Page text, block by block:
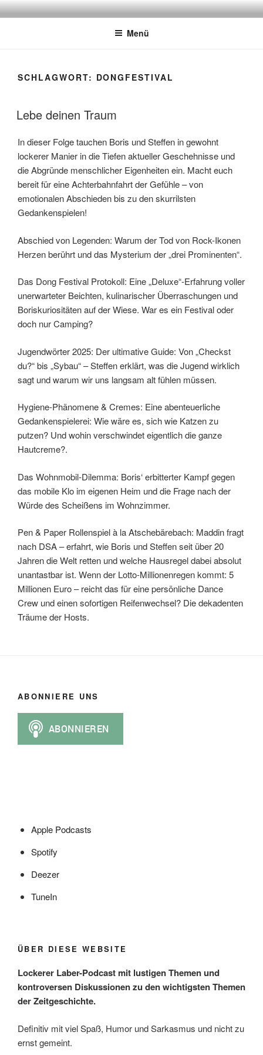
Zum
InhaltATSCHEBÄREBACH
Mit viel Spaß, Humor und Sarkasmus
Menü
SCHLAGWORT: DONGFESTIVAL
Lebe deinen Traum
In dieser Folge tauchen Boris und Steffen in gewohnt
lockerer Manier in die Tiefen aktueller Geschehnisse und
die Abgründe menschlicher Eigenheiten ein. Macht euch
bereit für eine Achterbahnfahrt der Gefühle – von
emotionalen Abschieden bis zu den skurrilsten
Gedankenspielen!
Abschied von Legenden: Warum der Tod von Rock-Ikonen
Herzen berührt und das Mysterium der „drei Prominenten“.
Das Dong Festival Protokoll: Eine „Deluxe“-Erfahrung voller
unerwarteter Beichten, kulinarischer Überraschungen und
Boriskuriositäten auf der Wiese. War es ein Festival oder
doch nur Camping?
Jugendwörter 2025: Der ultimative Guide: Von „Checkst
du?“ bis „Sybau“ – Steffen erklärt, was die Jugend wirklich
sagt und warum wir uns langsam alt fühlen müssen.
Hygiene-Phänomene & Cremes: Eine abenteuerliche
Gedankenspielerei: Wie wäre es, sich wie Katzen zu
putzen? Und wohin verschwindet eigentlich die ganze
Hautcreme?.
Das Wohnmobil-Dilemma: Boris‘ erbitterter Kampf gegen
das mobile Klo im eigenen Heim und die Frage nach der
Würde des Scheißens im Wohnzimmer.
Pen & Paper Rollenspiel à la Atschebärebach: Maddin fragt
nach DSA – erfahrt, wie Boris und Steffen seit über 20
Jahren die Welt retten und welche Hausregel dabei absolut
unantastbar ist. Wenn der Lotto-Millionenregen kommt: 5
Millionen Euro – reicht das für eine persönliche Dance
Crew und einen sofortigen Reifenwechsel? Die dekadenten
Träume der Hosts.
ABONNIERE UNS
Apple Podcasts
Spotify
Deezer
TuneIn
ÜBER DIESE WEBSITE
Lockerer Laber-Podcast mit lustigen Themen und
kontroversen Diskussionen zu den wichtigsten Themen
der Zeitgeschichte.
Definitiv mit viel Spaß, Humor und Sarkasmus und nicht zu
ernst gemeint.